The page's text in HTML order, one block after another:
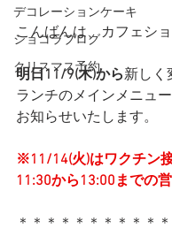
デコレーションケーキ
ショコラブログ
クリスマス予約
こんばんは、カフェショ
明日11/9(木)から新しく
ランチのメインメニュ
お知らせいたします。
※11/14(火)はワクチン接
11:30から13:00までの営
＊＊＊＊＊＊＊＊＊＊